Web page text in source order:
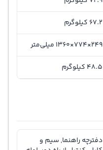
67.2 کیلوگرم
249×774×1360 میلی‌متر
48.5 کیلوگرم
دفترچه راهنما, سیم و